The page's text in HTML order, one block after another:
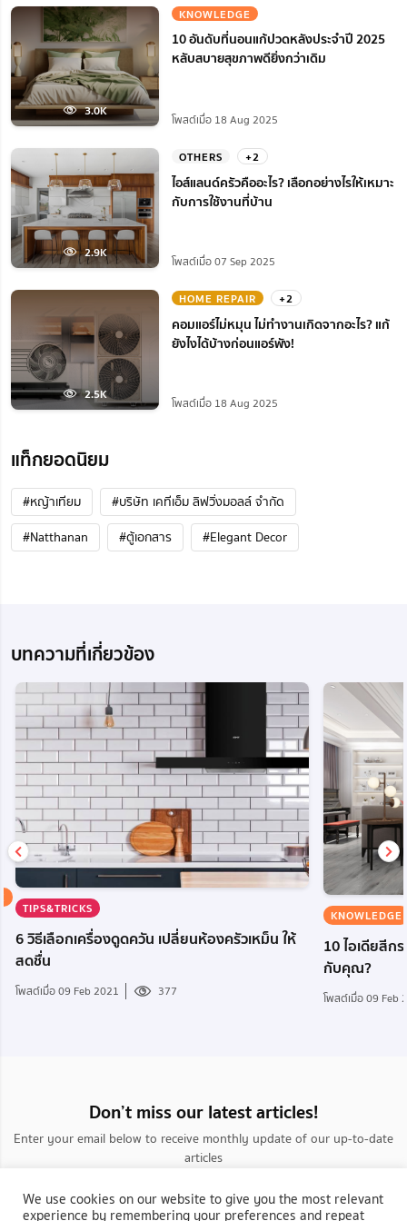
3.0K
KNOWLEDGE
10 อันดับที่นอนแก้ปวดหลังประจำปี 2025
หลับสบายสุขภาพดียิ่งกว่าเดิม
โพสต์เมื่อ 18 Aug 2025
2.9K
OTHERS +2
ไอส์แลนด์ครัวคืออะไร? เลือกอย่างไรให้เหมาะ
กับการใช้งานที่บ้าน
โพสต์เมื่อ 07 Sep 2025
2.5K
HOME REPAIR +2
คอมแอร์ไม่หมุน ไม่ทํางานเกิดจากอะไร? แก้
ยังไงได้บ้างก่อนแอร์พัง!
โพสต์เมื่อ 18 Aug 2025
แท็กยอดนิยม
#หญ้าเทียม
#บริษัท เคทีเอ็ม ลิฟวิ่งมอลล์ จำกัด
#Natthanan
#ตู้เอกสาร #Elegant Decor
บทความที่เกี่ยวข้อง
TIPS&TRICKS
6 วิธีเลือกเครื่องดูดควัน เปลี่ยนห้องครัวเหม็น ให้
สดชื่น
โพสต์เมื่อ 09 Feb 2021 377
KNOWLEDGE
10 ไอเดียสีก
กับคุณ?
โพสต์เมื่อ 09 Feb
Don’t miss our latest articles!
Enter your email below to receive monthly update of our up-to-date
articles
We use cookies on our website to give you the most relevant
experience by remembering your preferences and repeat